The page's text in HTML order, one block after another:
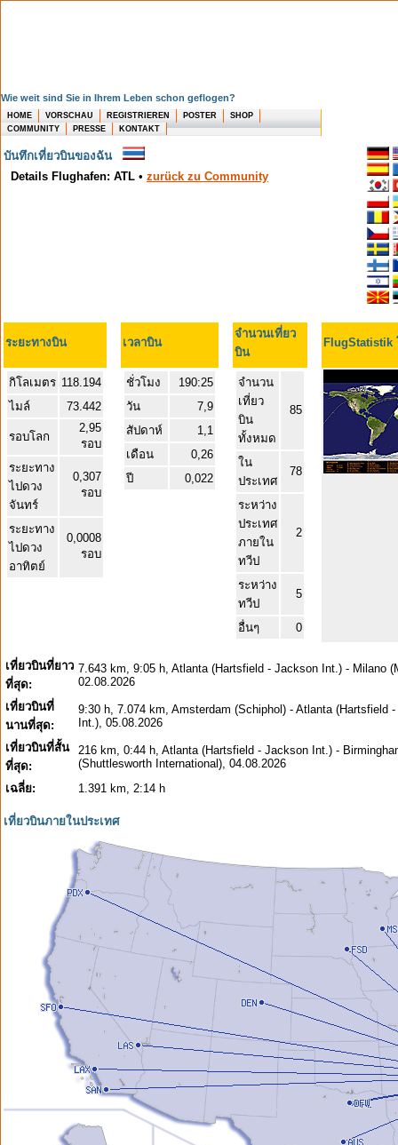
Wie weit sind Sie in Ihrem Leben schon geflogen?
HOME VORSCHAU REGISTRIEREN POSTER
SHOP
COMMUNITY
PRESSE KONTAKT
บันทึกเที่ยวบินของฉัน
Details Flughafen: ATL • zurück zu Community
ระยะทางบิน เวลาบิน
จำนวนเที่ยว
บิน
FlugStatistik
กิโลเมตร 118.194
ไมล์
73.442
รอบโลก
2,95
รอบ
ระยะทาง
ไปดวง
จันทร์
0,307
รอบ
ระยะทาง
ไปดวง
อาทิตย์
0,0008
รอบ
ชั่วโมง
190:25
วัน
7,9
สัปดาห์
1,1
เดือน
0,26
ปี
0,022
จำนวน
เที่ยว
บิน
ทั้งหมด
85
ใน
ประเทศ
78
ระหว่าง
ประเทศ
ภายใน
ทวีป
2
ระหว่าง
ทวีป
5
อื่นๆ 0
เที่ยวบินที่ยาว
ที่สุด:
7.643 km, 9:05 h, Atlanta (Hartsfield - Jackson Int.) - Milano
02.08.2026
เที่ยวบินที่
นานที่สุด:
9:30 h, 7.074 km, Amsterdam (Schiphol) - Atlanta (Hartsfield
Int.), 05.08.2026
เที่ยวบินที่สั้น
ที่สุด:
216 km, 0:44 h, Atlanta (Hartsfield - Jackson Int.) -
(Shuttlesworth International), 04.08.2026
เฉลี่ย:
1.391 km, 2:14 h
เที่ยวบินภายในประเทศ